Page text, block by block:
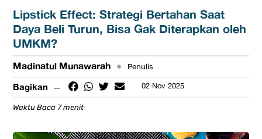
Lipstick Effect: Strategi Bertahan Saat
Daya Beli Turun, Bisa Gak Diterapkan oleh
UMKM?
Madinatul Munawarah • Penulis
Bagikan 02 Nov 2025
Waktu Baca 7 menit